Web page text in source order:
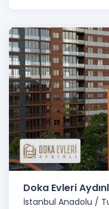
Doka Evleri
İstanbul Anadolu /